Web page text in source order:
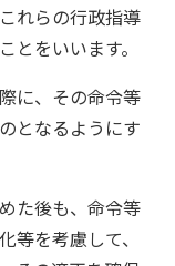
れらの行政指導
とをいいます。
に、その命令等
となるようにす
た後も、命令等
等を考慮して、